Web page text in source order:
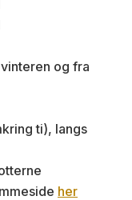
og fra
ti), langs
her